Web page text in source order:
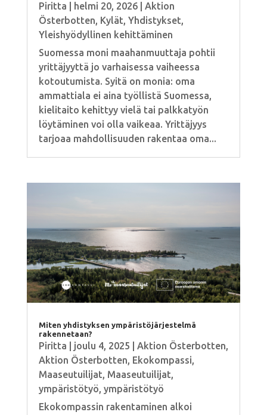
Piritta helmi 20, 2026| Aktion
Österbotten, Kylät, Yhdistykset,
Yleishyödyllinen kehittäminen
Suomessa moni maahanmuuttaja pohtii
yrittäjyyttä jo varhaisessa vaiheessa
kotoutumista. Syitä on monia: oma
ammattiala ei aina työllistä Suomessa,
kielitaito kehittyy vielä tai palkkatyön
löytäminen voi olla vaikeaa. Yrittäjyys
tarjoaa mahdollisuuden rakentaa oma...
Miten yhdistyksen ympäristöjärjestelmä
rakennetaan?
Piritta joulu 4, 2025 Aktion Österbotten,
Aktion Österbotten, Ekokompassi,
Maaseutuilijat, Maaseutuilijat,
ympäristötyö, ympäristötyö
Ekokompassin rakentaminen alkoi